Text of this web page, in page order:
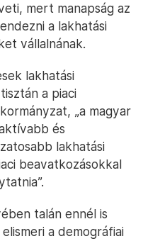
mert manapság az
a lakhatási
vállalnának.
lakhatási
a piaci
„a magyar
és
lakhatási
beavatkozásokkal
talán ennél is
a demográfiai